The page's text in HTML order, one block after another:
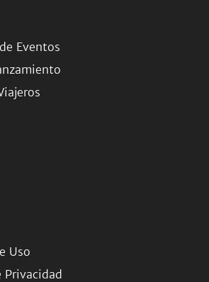
Eventos
Uso
Privacidad